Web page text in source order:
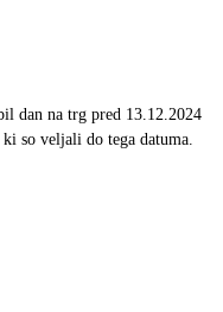
dan na trg pred 13.12.2024
so veljali do tega datuma.